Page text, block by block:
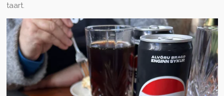
taart.